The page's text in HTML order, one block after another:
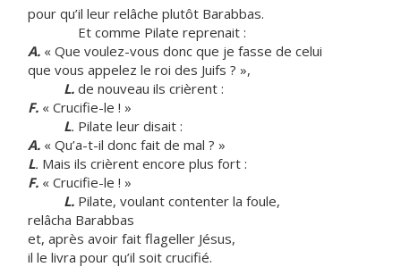
pour qu’il leur relâche plutôt Barabbas.
Et comme Pilate reprenait :
A. « Que voulez-vous donc que je fasse de celui
que vous appelez le roi des Juifs ? »,
L. de nouveau ils crièrent :
F. « Crucifie-le ! »
L. Pilate leur disait :
A. « Qu’a-t-il donc fait de mal ? »
L. Mais ils crièrent encore plus fort :
F. « Crucifie-le ! »
L. Pilate, voulant contenter la foule,
relâcha Barabbas
et, après avoir fait flageller Jésus,
il le livra pour qu’il soit crucifié.